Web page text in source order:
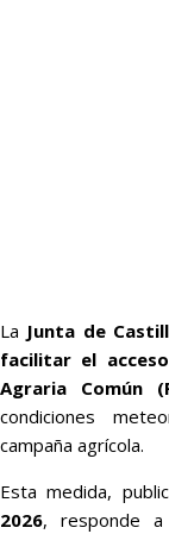
La Junta de
facilitar el
Agraria Común
condiciones
campaña agrícola.
Esta medida,
2026, responde a